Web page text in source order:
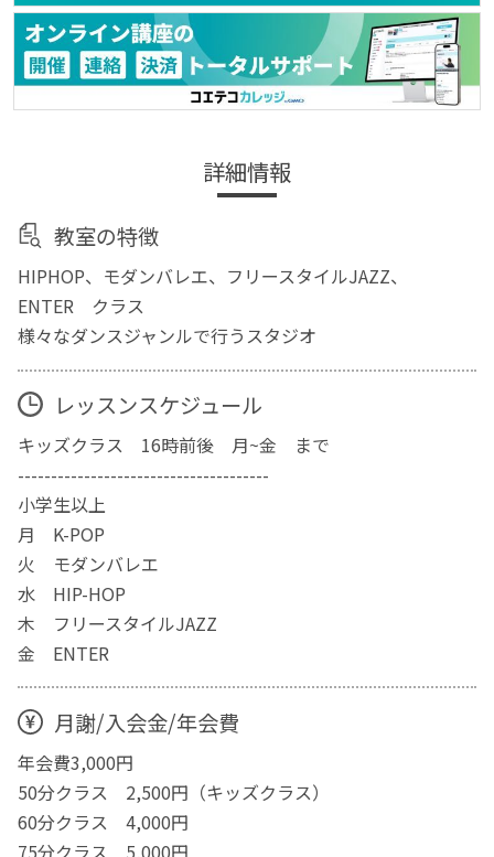
詳細情報
教室の特徴
HIPHOP、モダンバレエ、フリースタイルJAZZ、
ENTER クラス
様々なダンスジャンルで行うスタジオ
レッスンスケジュール
キッズクラス 16時前後 月~金 まで
--------------------------------------
小学生以上
月 K-POP
火 モダンバレエ
水 HIP-HOP
木 フリースタイルJAZZ
金 ENTER
月謝/入会金/年会費
年会費3,000円
50分クラス 2,500円（キッズクラス）
60分クラス 4,000円
75分クラス 5,000円